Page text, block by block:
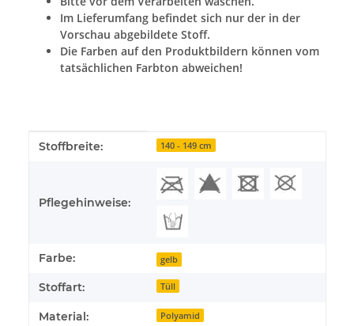
Im Lieferumfang befindet sich nur der in der
Vorschau abgebildete Stoff.
Die Farben auf den Produktbildern können vom
tatsächlichen Farbton abweichen!
Produkteigenschaft
Wert
Stoffbreite: 140 - 149 cm
Pflegehinweise:
Farbe: gelb
Stoffart: Tüll
Material: Polyamid